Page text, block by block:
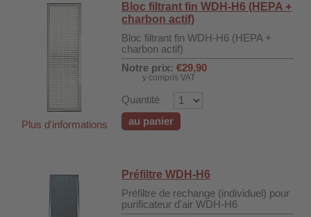
Plus d'informations
Bloc filtrant fin WDH-H6 (HEPA +
charbon actif)
Bloc filtrant fin WDH-H6 (HEPA +
charbon actif)
Notre prix: €29,90
y compris VAT
Quantité
au panier
Préfiltre WDH-H6
Préfiltre de rechange (individuel) pour
purificateur d'air WDH-H6